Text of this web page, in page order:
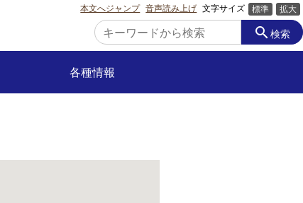
本文へジャンプ 音声読み上げ 文字サイズ 標準 拡大
search検索
各種情報